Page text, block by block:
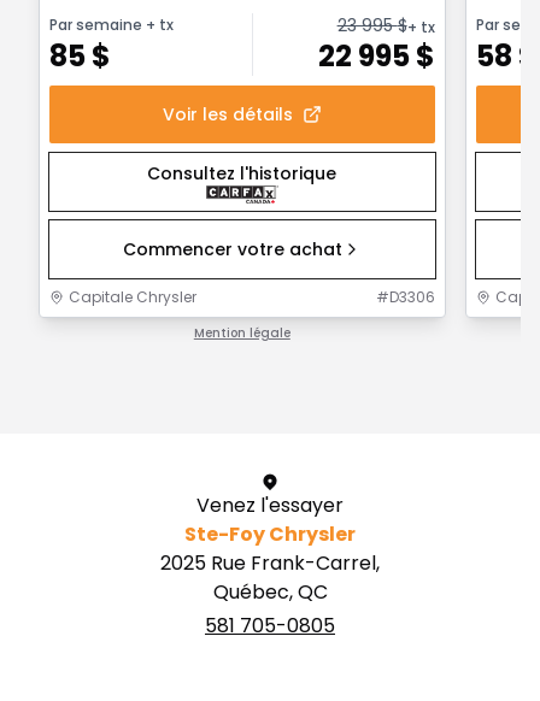
Par semaine + tx
85$
23 995$+ tx
22 995$
Voir les détails
Consultez l'historique
Commencer votre achat
Capitale Chrysler #D3306
Mention légale
Par
58 $
Venez l'essayer
Ste-Foy Chrysler
2025 Rue Frank-Carrel,
Québec, QC
581 705-0805